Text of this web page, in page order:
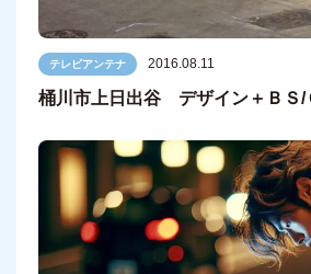
テレビアンテナ 2016.08.11
桶川市上日出谷 デザイン＋ＢＳ/